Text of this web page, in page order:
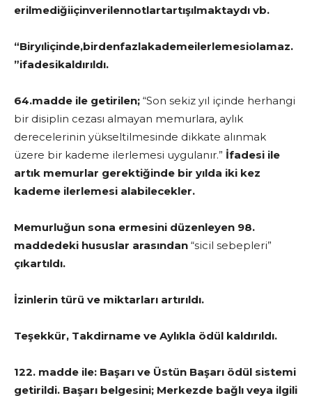
erilmediğiiçinverilennotlartartışılmaktaydı vb.
“Biryıliçinde,birdenfazlakademeilerlemesiolamaz.
”ifadesikaldırıldı.
64.madde ile getirilen; “Son sekiz yıl içinde herhangi
bir disiplin cezası almayan memurlara, aylık
derecelerinin yükseltilmesinde dikkate alınmak
üzere bir kademe ilerlemesi uygulanır.” İfadesi ile
artık memurlar gerektiğinde bir yılda iki kez
kademe ilerlemesi alabilecekler.
Memurluğun sona ermesini düzenleyen 98.
maddedeki hususlar arasından “sicil sebepleri”
çıkartıldı.
İzinlerin türü ve miktarları artırıldı.
Teşekkür, Takdirname ve Aylıkla ödül kaldırıldı.
122. madde ile: Başarı ve Üstün Başarı ödül sistemi
getirildi. Başarı belgesini; Merkezde bağlı veya ilgili